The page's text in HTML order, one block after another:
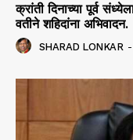
क्रांती दिनाच्या पूर्व
वतीने शहिदांना अभिवादन.
SHARAD LONKAR -